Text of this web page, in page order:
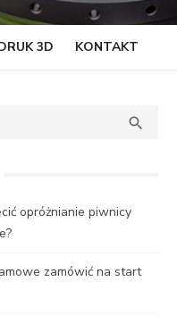
3D KONTAKT

opróżnianie piwnicy
zamówić na start